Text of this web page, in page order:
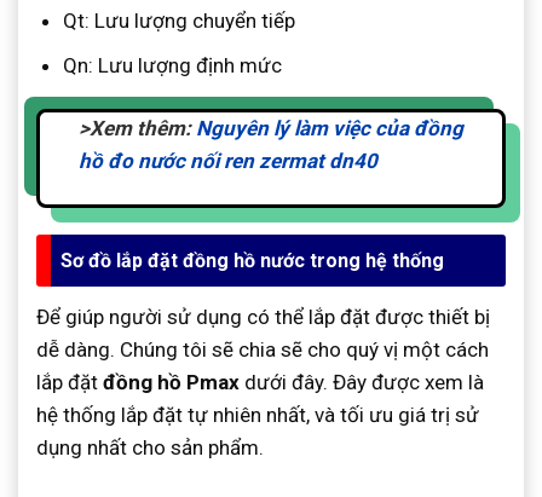
Qt: Lưu lượng chuyển tiếp
Qn: Lưu lượng định mức
>Xem thêm: Nguyên lý làm việc của đồng
hồ đo nước nối ren zermat dn40
Sơ đồ lắp đặt đồng hồ nước trong hệ thống
Để giúp người sử dụng có thể lắp đặt được thiết bị
dễ dàng. Chúng tôi sẽ chia sẽ cho quý vị một cách
lắp đặt đồng hồ Pmax dưới đây. Đây được xem là
hệ thống lắp đặt tự nhiên nhất, và tối ưu giá trị sử
dụng nhất cho sản phẩm.